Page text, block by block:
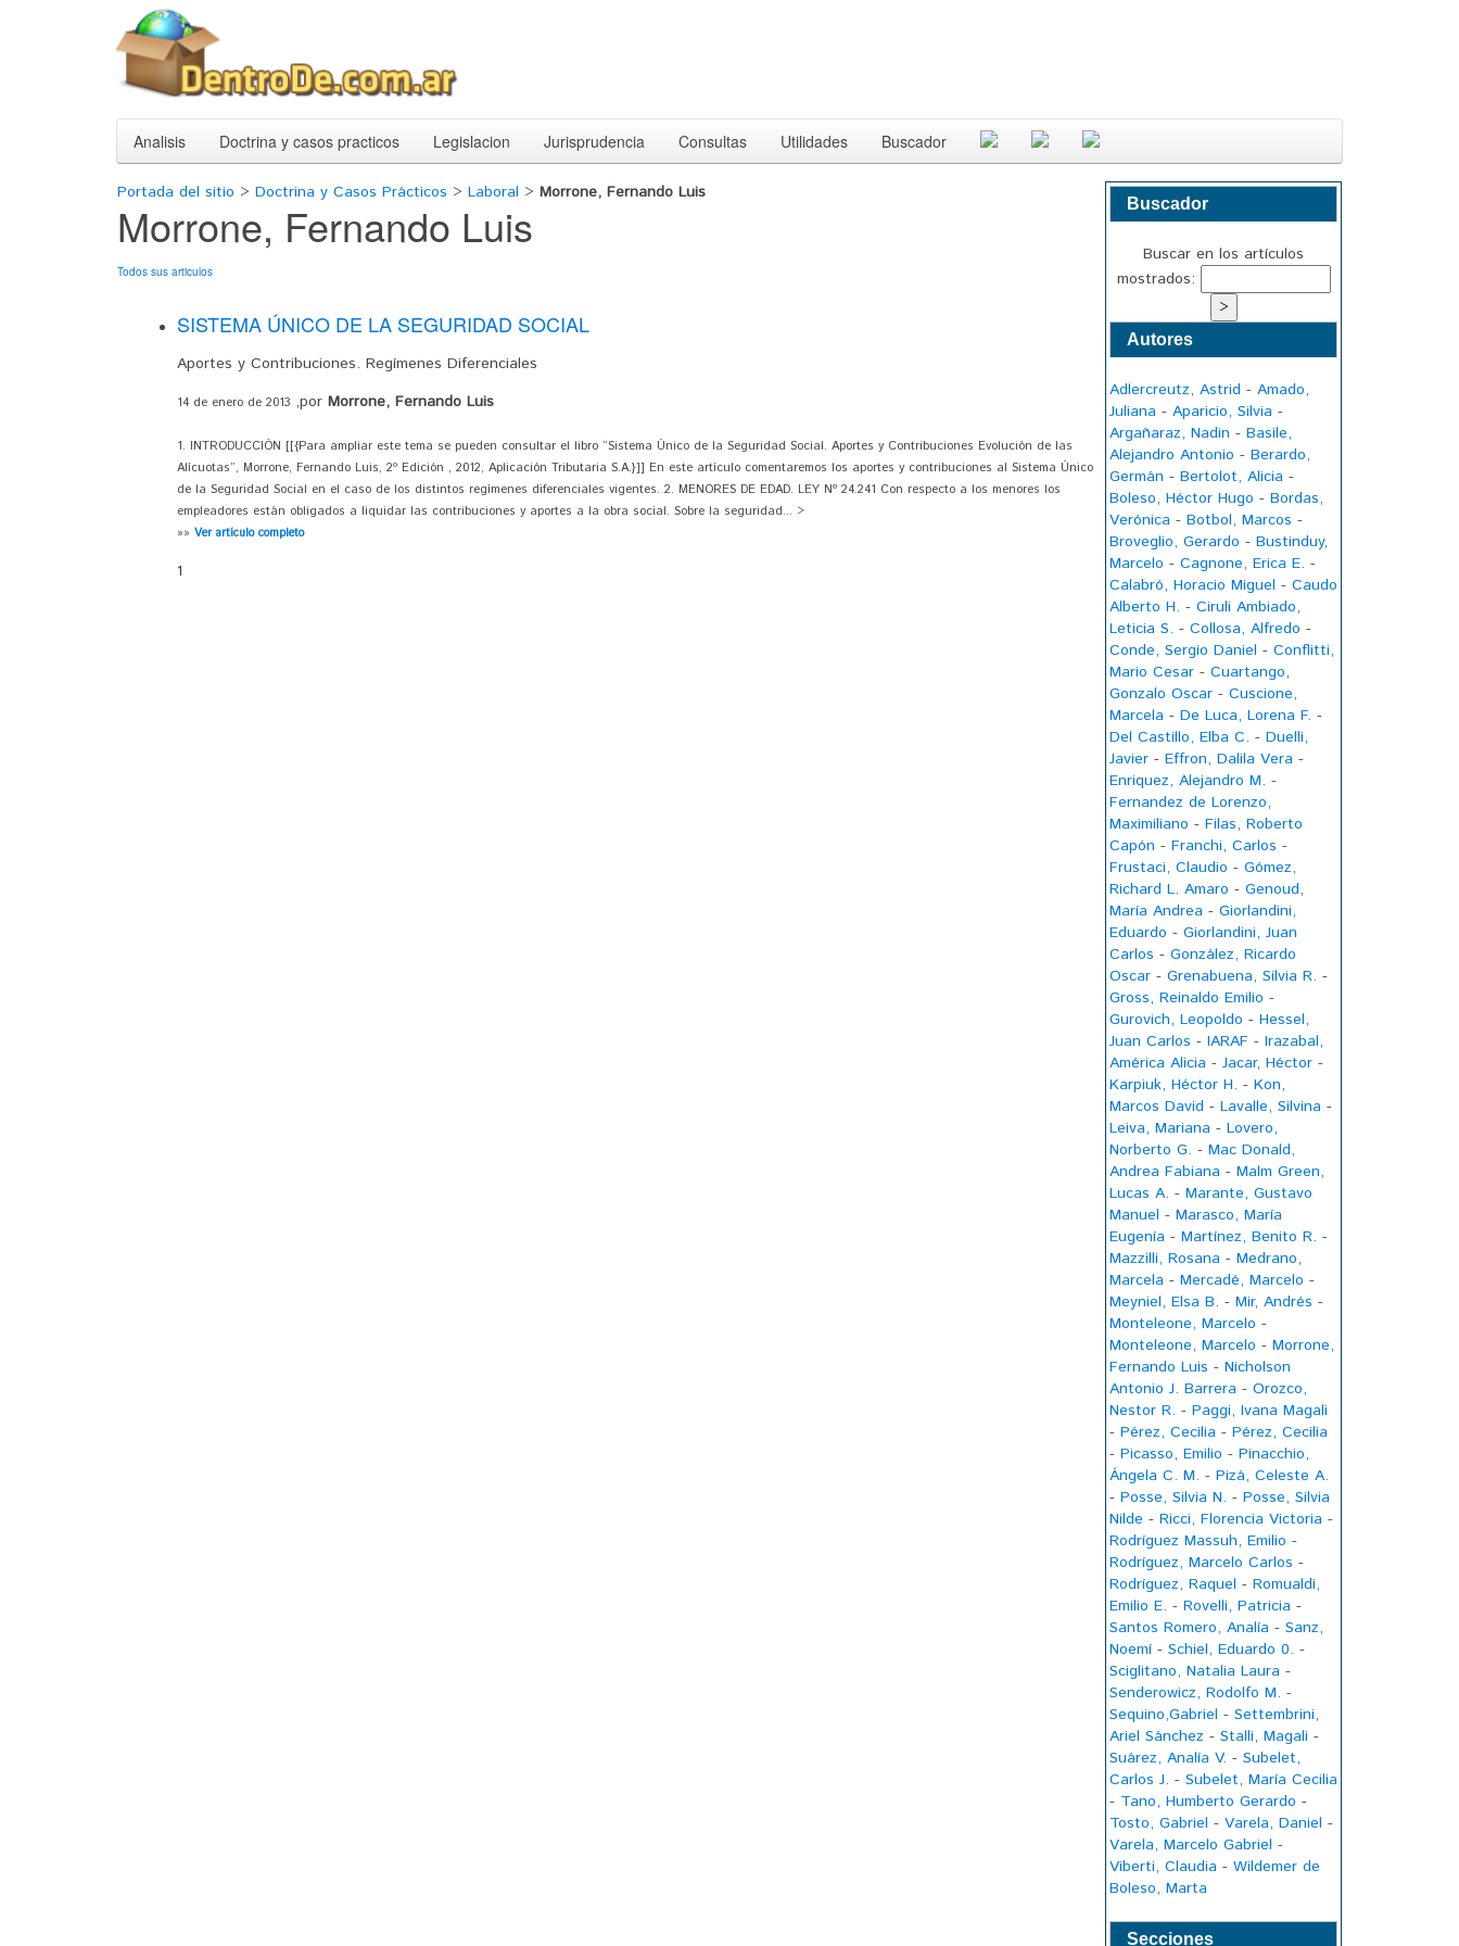
Analisis Doctrina y casos practicos Legislacion Jurisprudencia Consultas Utilidades Buscador
Portada del sitio > Doctrina y Casos Prácticos > Laboral > Morrone, Fernando Luis
Morrone, Fernando Luis
Todos sus articulos
SISTEMA ÚNICO DE LA SEGURIDAD SOCIAL
Aportes y Contribuciones. Regímenes Diferenciales
14 de enero de 2013 ,por Morrone, Fernando Luis
1. INTRODUCCIÓN [[{Para ampliar este tema se pueden consultar el libro “Sistema Único de la Seguridad Social. Aportes y Contribuciones Evolución de las
Alícuotas”, Morrone, Fernando Luis, 2º Edición , 2012, Aplicación Tributaria S.A.}]] En este artículo comentaremos los aportes y contribuciones al Sistema Único
de la Seguridad Social en el caso de los distintos regímenes diferenciales vigentes. 2. MENORES DE EDAD. LEY Nº 24.241 Con respecto a los menores los
empleadores están obligados a liquidar las contribuciones y aportes a la obra social. Sobre la seguridad... >
»» Ver artículo completo
1
Buscador
Buscar en los artículos
mostrados:
Autores
Adlercreutz, Astrid - Amado,
Juliana - Aparicio, Silvia -
Argañaraz, Nadin - Basile,
Alejandro Antonio - Berardo,
Germán - Bertolot, Alicia -
Boleso, Héctor Hugo - Bordas,
Verónica - Botbol, Marcos -
Broveglio, Gerardo - Bustinduy,
Marcelo - Cagnone, Erica E. -
Calabró, Horacio Miguel - Caudo
Alberto H. - Ciruli Ambiado,
Leticia S. - Collosa, Alfredo -
Conde, Sergio Daniel - Conflitti,
Mario Cesar - Cuartango,
Gonzalo Oscar - Cuscione,
Marcela - De Luca, Lorena F. -
Del Castillo, Elba C. - Duelli,
Javier - Effron, Dalila Vera -
Enriquez, Alejandro M. -
Fernandez de Lorenzo,
Maximiliano - Filas, Roberto
Capón - Franchi, Carlos -
Frustaci, Claudio - Gómez,
Richard L. Amaro - Genoud,
María Andrea - Giorlandini,
Eduardo - Giorlandini, Juan
Carlos - González, Ricardo
Oscar - Grenabuena, Silvia R. -
Gross, Reinaldo Emilio -
Gurovich, Leopoldo - Hessel,
Juan Carlos - IARAF - Irazabal,
América Alicia - Jacar, Héctor -
Karpiuk, Héctor H. - Kon,
Marcos David - Lavalle, Silvina -
Leiva, Mariana - Lovero,
Norberto G. - Mac Donald,
Andrea Fabiana - Malm Green,
Lucas A. - Marante, Gustavo
Manuel - Marasco, María
Eugenía - Martínez, Benito R. -
Mazzilli, Rosana - Medrano,
Marcela - Mercadé, Marcelo -
Meyniel, Elsa B. - Mir, Andrés -
Monteleone, Marcelo -
Monteleone, Marcelo - Morrone,
Fernando Luis - Nicholson
Antonio J. Barrera - Orozco,
Nestor R. - Paggi, Ivana Magali
- Pérez, Cecilia - Pérez, Cecilia
- Picasso, Emilio - Pinacchio,
Ángela C. M. - Pizá, Celeste A.
- Posse, Silvia N. - Posse, Silvia
Nilde - Ricci, Florencia Victoria -
Rodríguez Massuh, Emilio -
Rodríguez, Marcelo Carlos -
Rodríguez, Raquel - Romualdi,
Emilio E. - Rovelli, Patricia -
Santos Romero, Analía - Sanz,
Noemí - Schiel, Eduardo 0. -
Sciglitano, Natalia Laura -
Senderowicz, Rodolfo M. -
Sequino,Gabriel - Settembrini,
Ariel Sánchez - Stalli, Magali -
Suárez, Analía V. - Subelet,
Carlos J. - Subelet, María Cecilia
- Tano, Humberto Gerardo -
Tosto, Gabriel - Varela, Daniel -
Varela, Marcelo Gabriel -
Viberti, Claudia - Wildemer de
Boleso, Marta
Secciones